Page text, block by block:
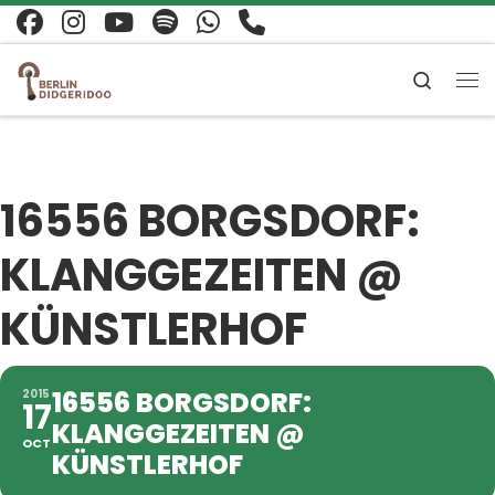
Zum Inhalt springen
Search
16556 BORGSDORF:
KLANGGEZEITEN @
KÜNSTLERHOF
2015
17
OCT
16556 BORGSDORF:
KLANGGEZEITEN @
KÜNSTLERHOF